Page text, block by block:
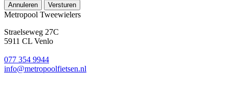
Annuleren Versturen
Metropool Tweewielers
Straelseweg 27C
5911 CL Venlo
077 354 9944
info@metropoolfietsen.nl